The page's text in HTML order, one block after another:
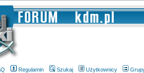
Regulamin Szukaj Użytkownicy